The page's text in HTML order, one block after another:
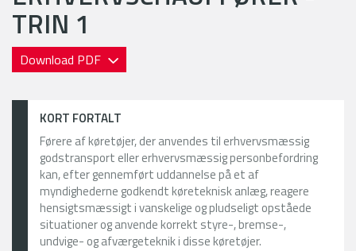
TRIN 1
Download PDF
KORT FORTALT
Førere af køretøjer, der anvendes til erhvervsmæssig
godstransport eller erhvervsmæssig personbefordring
kan, efter gennemført uddannelse på et af
myndighederne godkendt køreteknisk anlæg, reagere
hensigtsmæssigt i vanskelige og pludseligt opståede
situationer og anvende korrekt styre-, bremse-,
undvige- og afværgeteknik i disse køretøjer.